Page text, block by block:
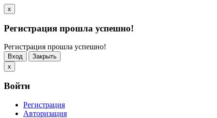
x
Регистрация прошла успешно!
Регистрация прошла успешно!
Вход
Закрыть
x
Войти
Регистрация
Авторизация